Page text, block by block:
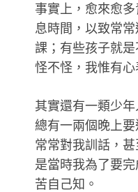
事實上，愈來愈
息時間，以致常
課；有些孩子就
怪不怪，我惟有心
其實還有一類少
總有一兩個晚上
常常對我訓話，
是當時我為了要
苦自己知。